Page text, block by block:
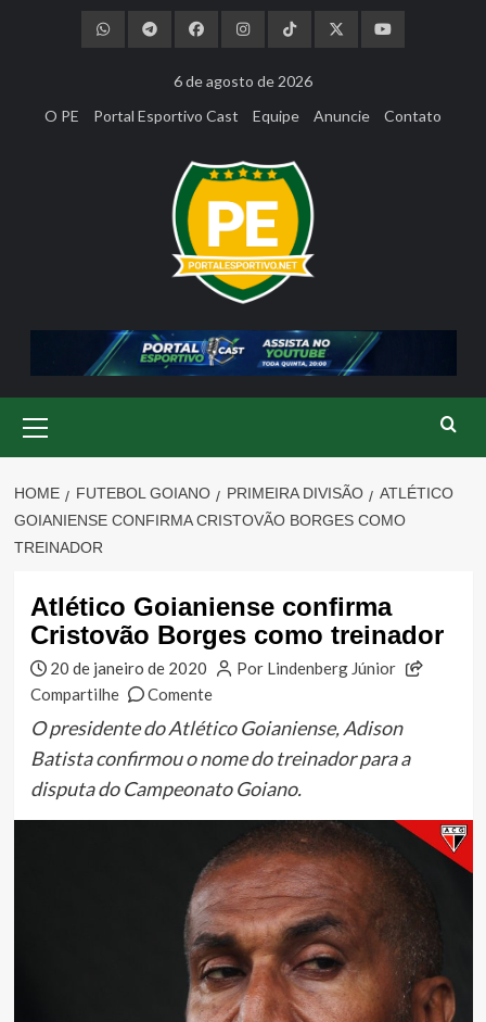
6 de agosto de 2026
O PE
Portal Esportivo Cast Equipe Anuncie Contato
Menu
HOME FUTEBOL GOIANO PRIMEIRA DIVISÃO
ATLÉTICO
GOIANIENSE CONFIRMA CRISTOVÃO BORGES COMO
TREINADOR
Atlético Goianiense confirma
Cristovão Borges como treinador
20 de janeiro de 2020
Por Lindenberg Júnior
Compartilhe
Comente
O presidente do Atlético Goianiense, Adison
Batista confirmou o nome do treinador para a
disputa do Campeonato Goiano.